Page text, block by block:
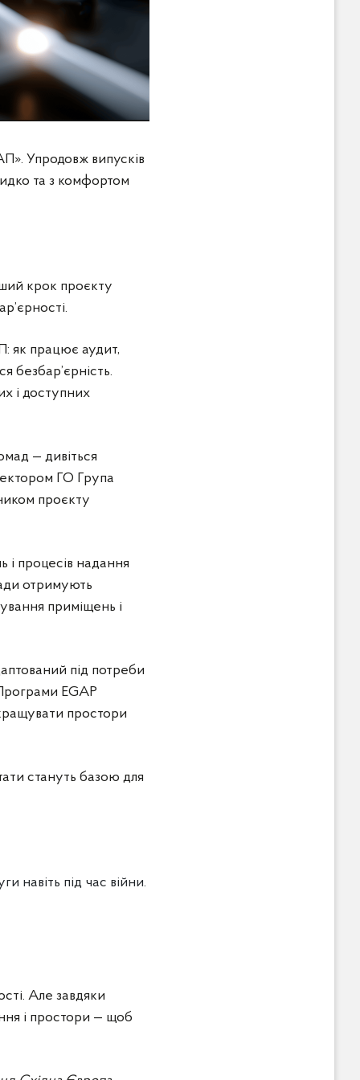
Упродовж випусків
та з комфортом
крок проєкту
як працює аудит,
безбар’єрність.
і доступних
— дивіться
ГО Група
проєкту
і процесів надання
отримують
приміщень і
під потреби
EGAP
простори
стануть базою для
навіть під час війни.
Але завдяки
і простори — щоб